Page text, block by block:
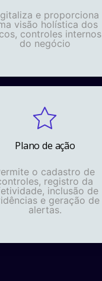
e proporciona
visão holística dos
controles internos
do negócio
Plano de ação
o cadastro de
registro da
inclusão de
e geração de
alertas.